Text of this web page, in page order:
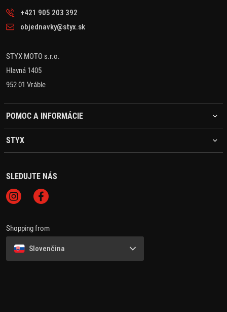
+421 905 203 392
objednavky@styx.sk
STYX MOTO s.r.o.
Hlavná 1405
952 01 Vráble
POMOC A INFORMÁCIE
STYX
SLEDUJTE NÁS
Shopping from
Slovenčina